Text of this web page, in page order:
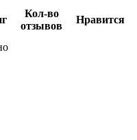
Кол-во
отзывов
Нравится